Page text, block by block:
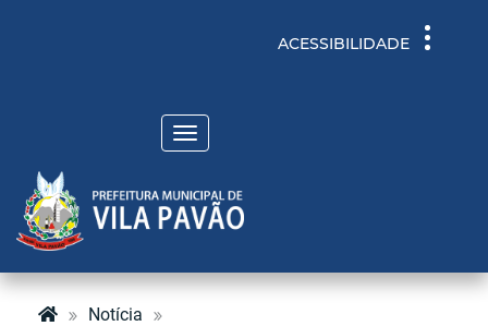
Toggle
ACESSIBILIDADE
Toggle
navigation
Notícia